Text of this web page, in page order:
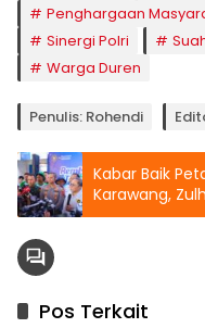
Penghargaan
Sinergi Polri
Warga Duren
Penulis: Rohendi
Kabar Baik
Karawang,
Turun 20%
Pos Terkait